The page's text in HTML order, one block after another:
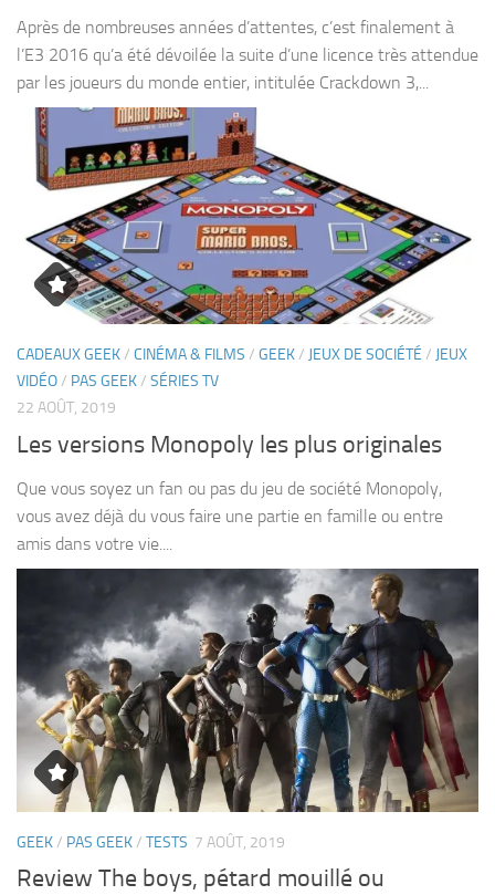
Après de nombreuses années d’attentes, c’est finalement à
l’E3 2016 qu’a été dévoilée la suite d’une licence très attendue
par les joueurs du monde entier, intitulée Crackdown 3,...
CADEAUX GEEK/ CINÉMA & FILMS / GEEK/ JEUX DE SOCIÉTÉ / JEUX
VIDÉO/ PAS GEEK/ SÉRIES TV
22 AOÛT, 2019
Les versions Monopoly les plus originales
Que vous soyez un fan ou pas du jeu de société Monopoly,
vous avez déjà du vous faire une partie en famille ou entre
amis dans votre vie....
GEEK/ PAS GEEK/ TESTS 7 AOÛT, 2019
Review The boys, pétard mouillé ou